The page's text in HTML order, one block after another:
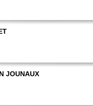
JOUNAUX